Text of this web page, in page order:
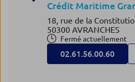
Crédit Maritime
18, rue de la
50300 AVRANCHES
Fermé actuellement
02.61.56.00.60